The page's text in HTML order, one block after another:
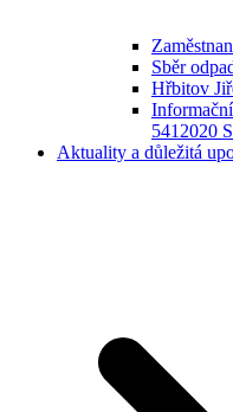
Sběr
Hřbitov
5412020
Aktuality a důležitá